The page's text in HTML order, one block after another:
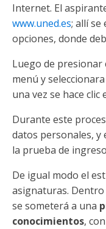
Internet. El
www.uned.es; allí se
opciones, donde
Luego de presionar
menú y
una vez se hace clic
Durante este
datos personales, y
la prueba de
De igual modo el
asignaturas. Dentro
se someterá a una
conocimientos,